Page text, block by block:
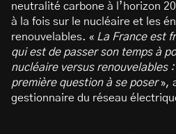
neutralité carbone à l’horizon
à la fois sur le nucléaire et les
renouvelables. « La France est
qui est de passer son temps à
nucléaire versus renouvelables
première question à se poser»,
gestionnaire du réseau